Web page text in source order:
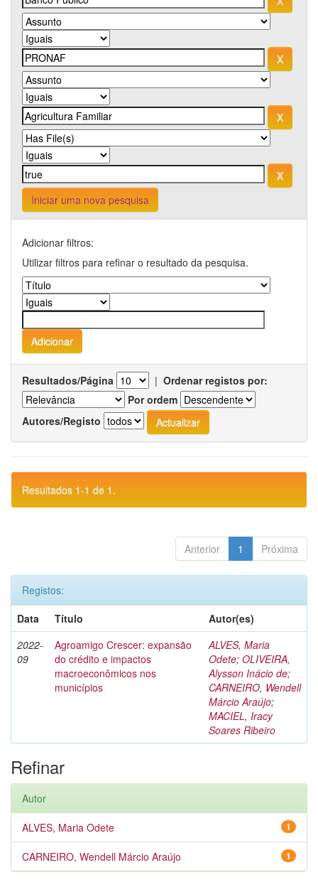
Iniciar uma nova pesquisa
Adicionar filtros:
Utilizar filtros para refinar o resultado da pesquisa.
Resultados/Página | Ordenar registos por:
Por ordem
Autores/Registo
Resultados 1-1 de 1.
Anterior 1 Próxima
Registos:
Data
Título
Autor(es)
2022-
09
Agroamigo Crescer: expansão
do crédito e impactos
macroeconômicos nos
municípios
ALVES, Maria
Odete; OLIVEIRA,
Alysson Inácio de;
CARNEIRO, Wendell
Márcio Araújo;
MACIEL, Iracy
Soares Ribeiro
Refinar
Autor
1
ALVES, Maria Odete
1
CARNEIRO, Wendell Márcio Araújo